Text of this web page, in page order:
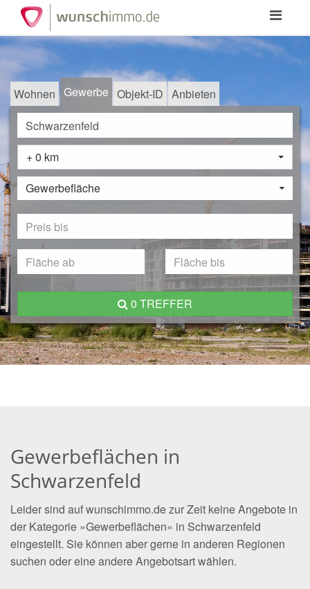
Toggle
Wohnen Gewerbe Objekt-ID Anbieten
+ 0 km
Gewerbefläche
0 TREFFER
Gewerbeflächen in
Schwarzenfeld
Leider sind auf wunschimmo.de zur Zeit keine Angebote in
der Kategorie »Gewerbeflächen« in Schwarzenfeld
eingestellt. Sie können aber gerne in anderen Regionen
suchen oder eine andere Angebotsart wählen.